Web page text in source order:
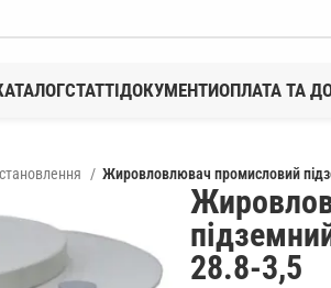
СТАТТІДОКУМЕНТИОПЛАТА ТА
Жировловлювач промисловий
28.8-3,5